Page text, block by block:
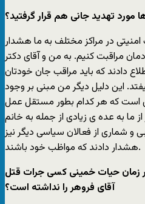
تهدید جانی هم قرار گرفتید؟
در مراکز مختلف به ما هشدار
مراقبت کنیم. به من و آقای دکتر
دادند که باید مراقب جان خودتان
این دلیل دیگر من مبنی بر وجود
است که هر کدام بطور مستقل عمل
ما به عده ی زیادی از جمله به خانم
شماری از فعالان سیاسی دیگر نیز
هشدار دادند که مواظب خود باشند.
حیات خمینی کسی جرات قتل
آقای فروهر را نداشته است؟